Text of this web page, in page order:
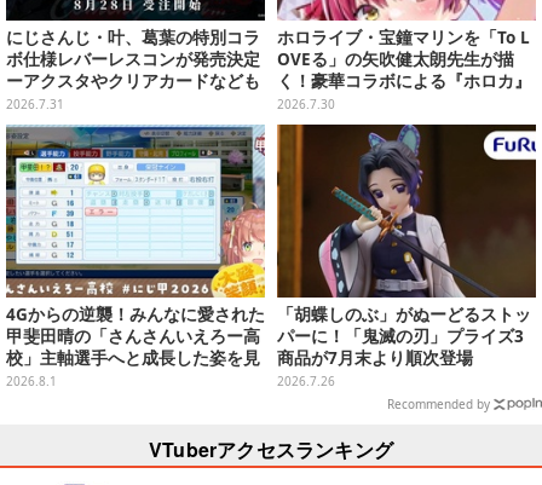
にじさんじ・叶、葛葉の特別コラ
ボ仕様レバーレスコンが発売決定
ーアクスタやクリアカードなども
2026.7.31
ホロライブ・宝鐘マリンを「To L
OVEる」の矢吹健太朗先生が描
く！豪華コラボによる『ホロカ』
限定カードがお披露目
2026.7.30
4Gからの逆襲！みんなに愛された
甲斐田晴の「さんさんいえろー高
校」主軸選手へと成長した姿を見
よ【特集】
2026.8.1
「胡蝶しのぶ」がぬーどるストッ
パーに！「鬼滅の刃」プライズ3
商品が7月末より順次登場
2026.7.26
Recommended by
VTuberアクセスランキング